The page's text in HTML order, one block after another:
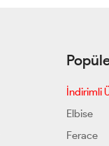
İndirimli
Elbise
Ferace